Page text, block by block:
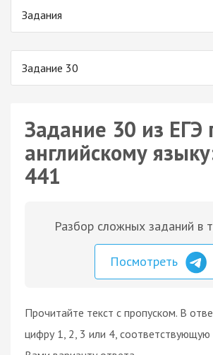
Задания
Задание 30
Задание 30 из ЕГЭ
английскому
441
Разбор сложных заданий в
Посмотреть
Прочитайте текст с пропуском. В
цифру 1, 2, 3 или 4,